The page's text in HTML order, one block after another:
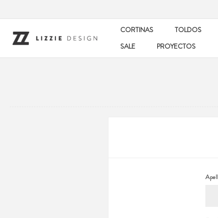
CORTINAS TOLDOS
SALE
PROYECTOS